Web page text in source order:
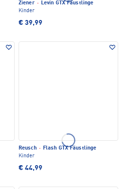
Ziener · Levin GTX Fäustlinge
Kinder
€ 39,99
Reusch · Flash GTX Fäustlinge
Kinder
€ 44,99